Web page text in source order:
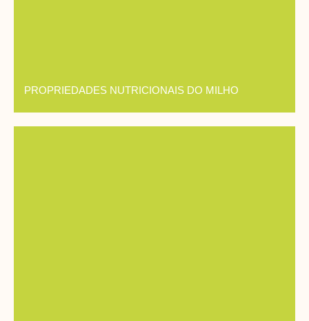
PROPRIEDADES NUTRICIONAIS DO MILHO